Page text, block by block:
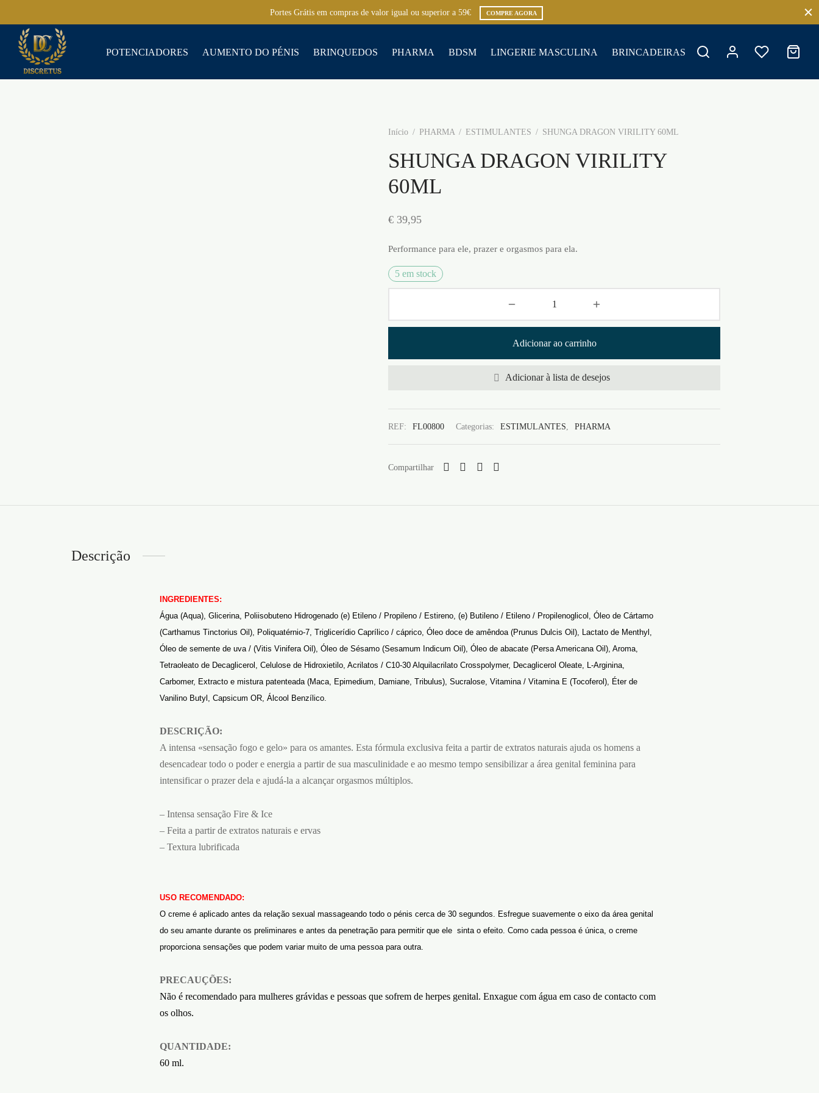
Portes Grátis em compras de valor igual ou superior a 59€ COMPRE AGORA
POTENCIADORES AUMENTO DO PÉNIS BRINQUEDOS PHARMA BDSM LINGERIE MASCULINA BRINCADEIRAS
Início / PHARMA / ESTIMULANTES / SHUNGA DRAGON VIRILITY 60ML
SHUNGA DRAGON VIRILITY
60ML
€ 39,95
Performance para ele, prazer e orgasmos para ela.
5 em stock
Adicionar ao carrinho
Adicionar à lista de desejos
REF: FL00800 Categorias: ESTIMULANTES PHARMA
Compartilhar
Descrição
INGREDIENTES:
Água (Aqua), Glicerina, Poliisobuteno Hidrogenado (e) Etileno / Propileno / Estireno, (e) Butileno / Etileno / Propilenoglicol, Óleo de Cártamo
(Carthamus Tinctorius Oil), Poliquatérnio-7, Triglicerídio Caprílico / cáprico, Óleo doce de amêndoa (Prunus Dulcis Oil), Lactato de Menthyl,
Óleo de semente de uva / (Vitis Vinifera Oil), Óleo de Sésamo (Sesamum Indicum Oil), Óleo de abacate (Persa Americana Oil), Aroma,
Tetraoleato de Decaglicerol, Celulose de Hidroxietilo, Acrilatos / C10-30 Alquilacrilato Crosspolymer, Decaglicerol Oleate, L-Arginina,
Carbomer, Extracto e mistura patenteada (Maca, Epimedium, Damiane, Tribulus), Sucralose, Vitamina / Vitamina E (Tocoferol), Éter de
Vanilino Butyl, Capsicum OR, Álcool Benzílico.
DESCRIÇÃO:
A intensa «sensação fogo e gelo» para os amantes. Esta fórmula exclusiva feita a partir de extratos naturais ajuda os homens a
desencadear todo o poder e energia a partir de sua masculinidade e ao mesmo tempo sensibilizar a área genital feminina para
intensificar o prazer dela e ajudá-la a alcançar orgasmos múltiplos.
– Intensa sensação Fire & Ice
– Feita a partir de extratos naturais e ervas
– Textura lubrificada
USO RECOMENDADO:
O creme é aplicado antes da relação sexual massageando todo o pénis cerca de 30 segundos. Esfregue suavemente o eixo da área genital
do seu amante durante os preliminares e antes da penetração para permitir que ele sinta o efeito. Como cada pessoa é única, o creme
proporciona sensações que podem variar muito de uma pessoa para outra.
PRECAUÇÕES:
Não é recomendado para mulheres grávidas e pessoas que sofrem de herpes genital. Enxague com água em caso de contacto com
os olhos.
QUANTIDADE:
60 ml.